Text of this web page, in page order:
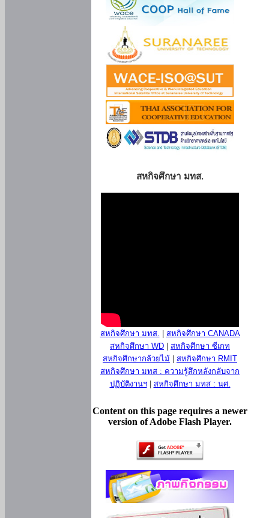
สหกิจศึกษา มทส.
สหกิจศึกษา มทส.
สหกิจศึกษา CANADA
สหกิจศึกษา WD
สหกิจศึกษา ซีเกท
สหกิจศึกษากล้วยไม้
สหกิจศึกษา RMIT
สหกิจศึกษา มทส : ความรู้สึกหลังกลับจาก
ปฏิบัติงานฯ| สหกิจศึกษา มทส : นศ.
Content on this page requires a newer
version of Adobe Flash Player.